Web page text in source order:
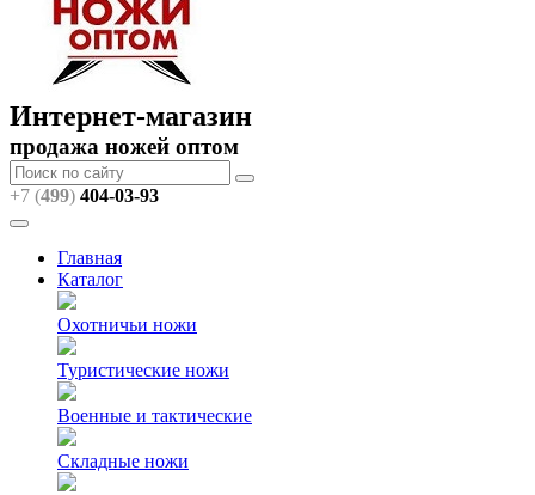
Интернет-магазин
продажа ножей оптом
+7 (499) 404-03-93
Главная
Каталог
Охотничьи ножи
Туристические ножи
Военные и тактические
Складные ножи